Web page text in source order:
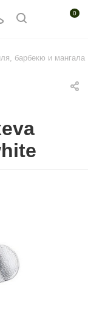
0
барбекю и мангала